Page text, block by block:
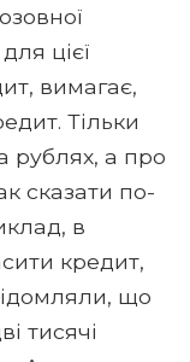
цієї
вимагає,
Тільки
рублях, а про
сказати по-
в
кредит,
що
тисячі